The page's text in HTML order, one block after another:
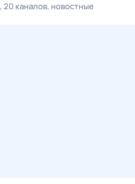
20 каналов новостные